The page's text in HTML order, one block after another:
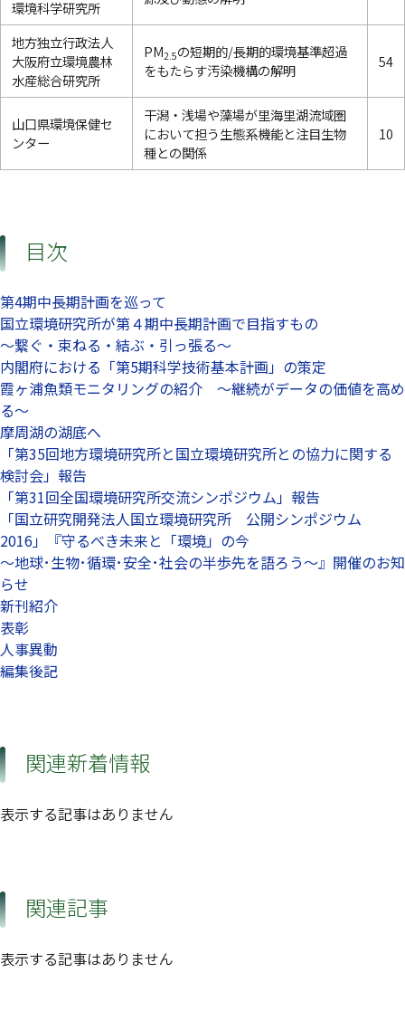
環境科学研究所
地方独立行政法人
大阪府立環境農林
水産総合研究所
PM2.5の短期的/長期的環境基準超過
をもたらす汚染機構の解明
54
山口県環境保健セ
ンター
干潟・浅場や藻場が里海里湖流域圏
において担う生態系機能と注目生物
種との関係
10
目次
第4期中長期計画を巡って
国立環境研究所が第４期中長期計画で目指すもの
～繋ぐ・束ねる・結ぶ・引っ張る～
内閣府における「第5期科学技術基本計画」の策定
霞ヶ浦魚類モニタリングの紹介 ～継続がデータの価値を高め
る～
摩周湖の湖底へ
「第35回地方環境研究所と国立環境研究所との協力に関する
検討会」報告
「第31回全国環境研究所交流シンポジウム」報告
「国立研究開発法人国立環境研究所 公開シンポジウム
2016」『守るべき未来と「環境」の今
～地球･生物･循環･安全･社会の半歩先を語ろう～』開催のお知
らせ
新刊紹介
表彰
人事異動
編集後記
関連新着情報
表示する記事はありません
関連記事
表示する記事はありません